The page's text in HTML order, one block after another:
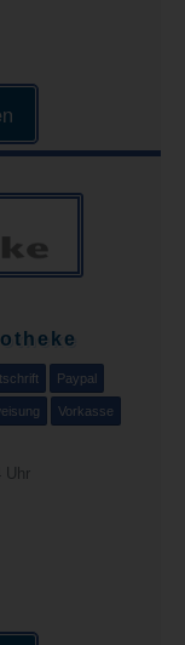
Paypal
Vorkasse
Uhr